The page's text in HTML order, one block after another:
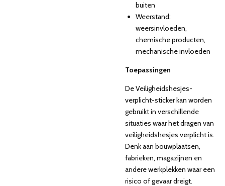
buiten
Weerstand:
weersinvloeden,
chemische producten,
mechanische invloeden
Toepassingen
De Veiligheidshesjes-
verplicht-sticker kan worden
gebruikt in verschillende
situaties waar het dragen van
veiligheidshesjes verplicht is.
Denk aan bouwplaatsen,
fabrieken, magazijnen en
andere werkplekken waar een
risico of gevaar dreigt.